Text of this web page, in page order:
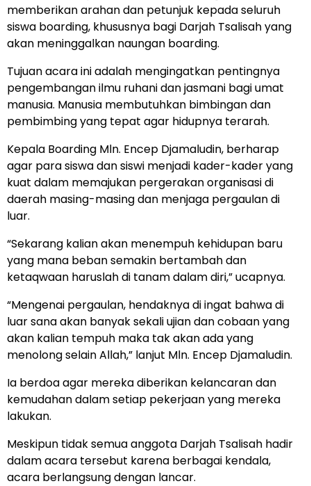
memberikan arahan dan petunjuk kepada seluruh
siswa boarding, khususnya bagi Darjah Tsalisah yang
akan meninggalkan naungan boarding.
Tujuan acara ini adalah mengingatkan pentingnya
pengembangan ilmu ruhani dan jasmani bagi umat
manusia. Manusia membutuhkan bimbingan dan
pembimbing yang tepat agar hidupnya terarah.
Kepala Boarding Mln. Encep Djamaludin, berharap
agar para siswa dan siswi menjadi kader-kader yang
kuat dalam memajukan pergerakan organisasi di
daerah masing-masing dan menjaga pergaulan di
luar.
“Sekarang kalian akan menempuh kehidupan baru
yang mana beban semakin bertambah dan
ketaqwaan haruslah di tanam dalam diri,” ucapnya.
“Mengenai pergaulan, hendaknya di ingat bahwa di
luar sana akan banyak sekali ujian dan cobaan yang
akan kalian tempuh maka tak akan ada yang
menolong selain Allah,” lanjut Mln. Encep Djamaludin.
Ia berdoa agar mereka diberikan kelancaran dan
kemudahan dalam setiap pekerjaan yang mereka
lakukan.
Meskipun tidak semua anggota Darjah Tsalisah hadir
dalam acara tersebut karena berbagai kendala,
acara berlangsung dengan lancar.